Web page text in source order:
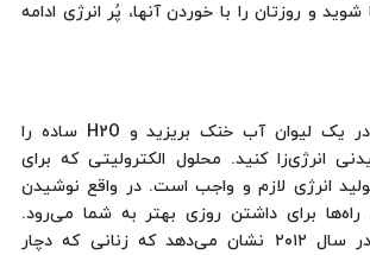
و روزتان را با خوردن آنها، پُر انرژی ادامه
آب لیموی تازه را در یک لیوان آب خنک بریزید و H2O ساده را
انرژی‌زا کنید. محلول الکترولیتی که برای
انرژی لازم و واجب است. در واقع نوشیدن
برای داشتن روزی بهتر به شما می‌رود.
نتایج یک تحقیق در سال ۲۰۱۲ نشان می‌دهد که زنانی که دچار